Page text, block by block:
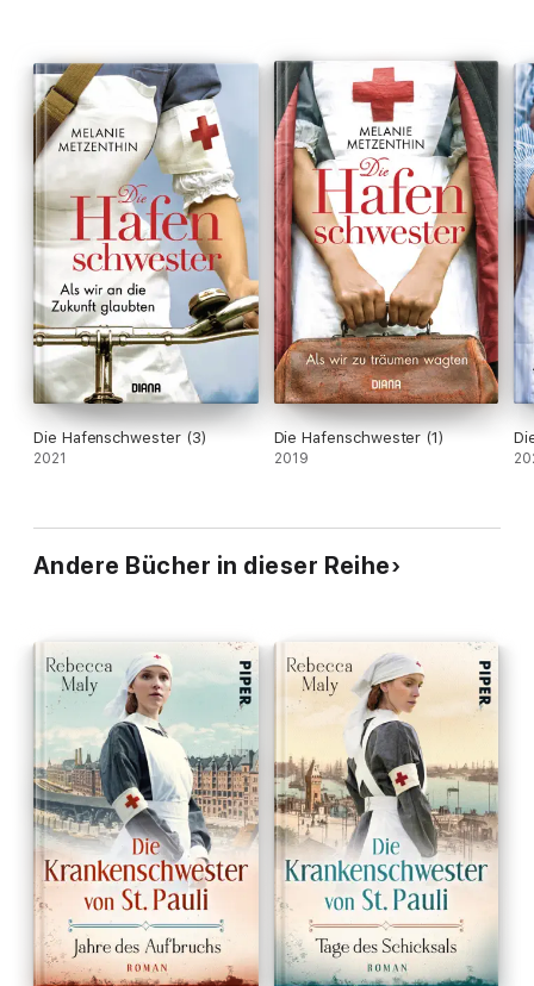
Die Hafenschwester (3)
2021
Die Hafenschwester (1)
2019
Andere Bücher in dieser Reihe